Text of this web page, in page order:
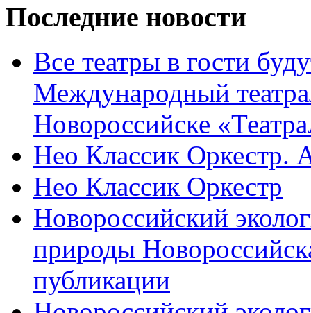
Последние новости
Все театры в гости
Международный
Новороссийске
Нео Классик Оркестр.
Нео Классик Оркестр
Новороссийский
природы
публикации